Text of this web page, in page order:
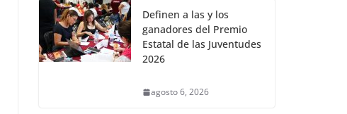
Definen a las y los
ganadores del Premio
Estatal de las Juventudes
2026
agosto 6, 2026